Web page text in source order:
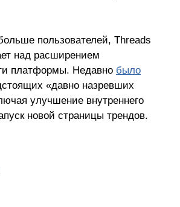
пользователей, Threads
над расширением
платформы. Недавно было
«давно назревших
улучшение внутреннего
новой страницы трендов.